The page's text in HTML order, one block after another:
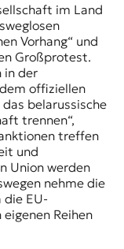
im Land
Vorhang“ und
Großprotest.
in der
offiziellen
belarussische
trennen“,
treffen
und
Union werden
nehme die
die EU-
Reihen